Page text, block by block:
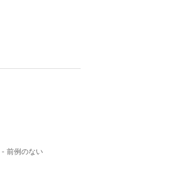
前例のない